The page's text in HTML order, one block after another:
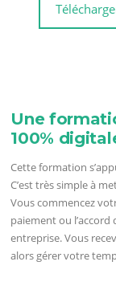
Une
100%
Cette formation
C’est très simple à
Vous commencez
paiement ou
entreprise. Vous
alors gérer votre